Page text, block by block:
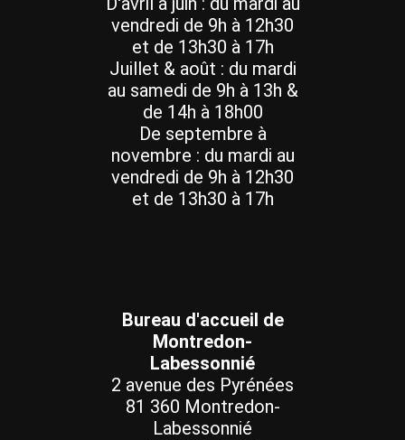
vendredi de 9h à 12h30
et de 13h30 à 17h
Juillet & août : du mardi
au samedi de 9h à 13h &
de 14h à 18h00
De septembre à
novembre : du mardi au
vendredi de 9h à 12h30
et de 13h30 à 17h
Bureau d'accueil de
Montredon-
Labessonnié
2 avenue des Pyrénées
81 360 Montredon-
Labessonnié